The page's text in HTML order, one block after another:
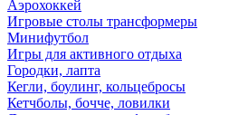
Аэрохоккей
Игровые столы трансформеры
Минифутбол
Игры для активного отдыха
Городки, лапта
Кегли, боулинг, кольцебросы
Кетчболы, бочче, ловилки